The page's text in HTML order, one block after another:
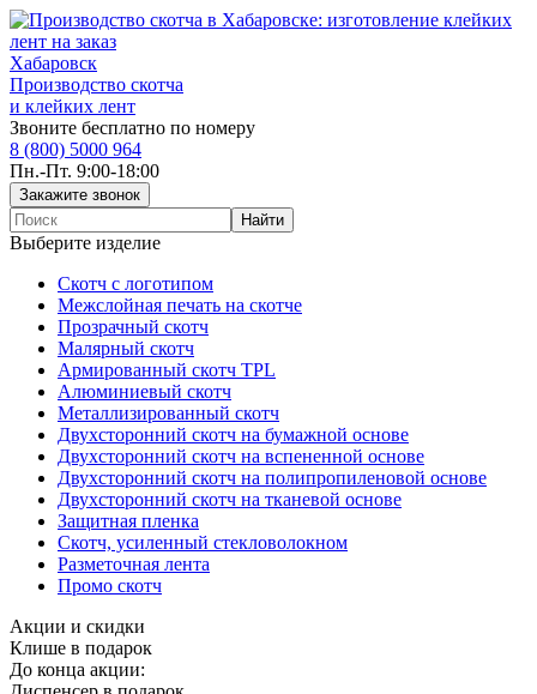
Хабаровск
Производство скотча
и клейких лент
Звоните бесплатно по номеру
8 (800) 5000 964
Пн.-Пт. 9:00-18:00
Выберите изделие
Скотч с логотипом
Межслойная печать на скотче
Прозрачный скотч
Малярный скотч
Армированный скотч TPL
Алюминиевый скотч
Металлизированный скотч
Двухсторонний скотч на бумажной основе
Двухсторонний скотч на вспененной основе
Двухсторонний скотч на полипропиленовой основе
Двухсторонний скотч на тканевой основе
Защитная пленка
Скотч, усиленный стекловолокном
Разметочная лента
Промо скотч
Акции и скидки
Клише в подарок
До конца акции: